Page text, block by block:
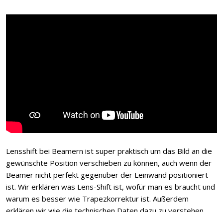
Lensshift bei Beamern ist super praktisch um das Bild an die
gewünschte Position verschieben zu können, auch wenn der
Beamer nicht perfekt gegenüber der Leinwand positioniert
ist. Wir erklären was Lens-Shift ist, wofür man es braucht und
warum es besser wie Trapezkorrektur ist. Außerdem